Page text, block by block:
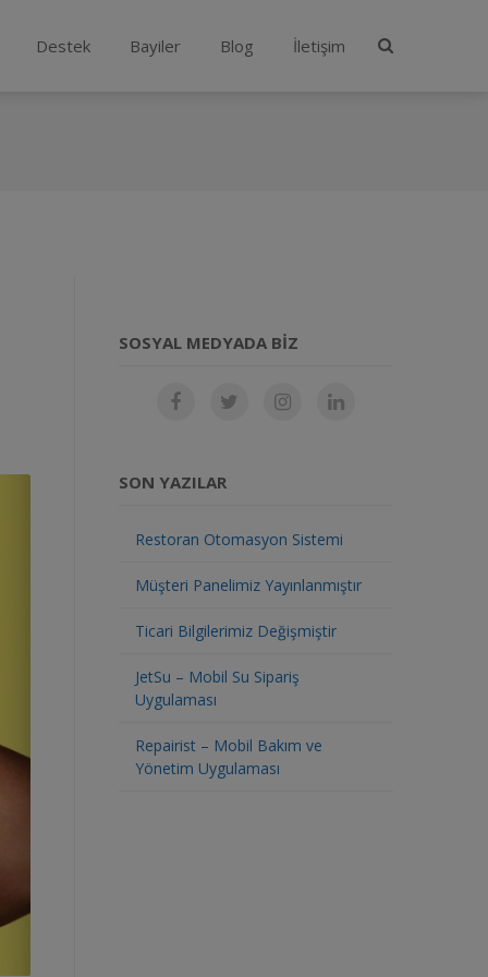
Destek Bayiler Blog İletişim
SOSYAL MEDYADA BIZ
SON YAZILAR
Restoran Otomasyon Sistemi
Müşteri Panelimiz Yayınlanmıştır
Ticari Bilgilerimiz Değişmiştir
JetSu – Mobil Su Sipariş
Uygulaması
Repairist – Mobil Bakım ve
Yönetim Uygulaması